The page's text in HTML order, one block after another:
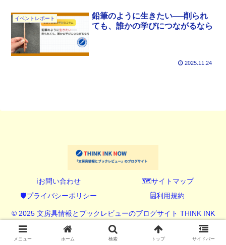
イベントレポート
鉛筆のように生きたい──削られ
ても、誰かの学びにつながるなら
2025.11.24
ℹ️お問い合わせ
🗺️サイトマップ
🛡️プライバシーポリシー
🗒️利用規約
© 2025 文房具情報とブックレビューのブログサイト THINK INK
NOW (シンク インク ナウ).
メニュー ホーム 検索 トップ サイドバー